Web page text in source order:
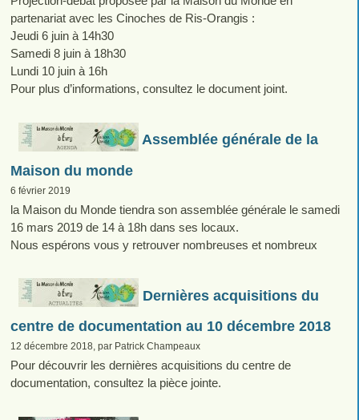
partenariat avec les Cinoches de Ris-Orangis :
Jeudi 6 juin à 14h30
Samedi 8 juin à 18h30
Lundi 10 juin à 16h
Pour plus d’informations, consultez le document joint.
Assemblée générale de la
Maison du monde
6 février 2019
la Maison du Monde tiendra son assemblée générale le samedi
16 mars 2019 de 14 à 18h dans ses locaux.
Nous espérons vous y retrouver nombreuses et nombreux
Dernières acquisitions du
centre de documentation au 10 décembre 2018
12 décembre 2018, par Patrick Champeaux
Pour découvrir les dernières acquisitions du centre de
documentation, consultez la pièce jointe.